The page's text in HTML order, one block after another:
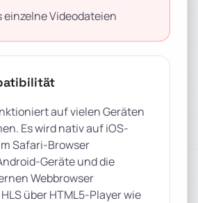
einzelne Videodateien
auf vielen Geräten
Es wird nativ auf iOS-
Safari-Browser
Geräte und die
Webbrowser
über HTML5-Player wie